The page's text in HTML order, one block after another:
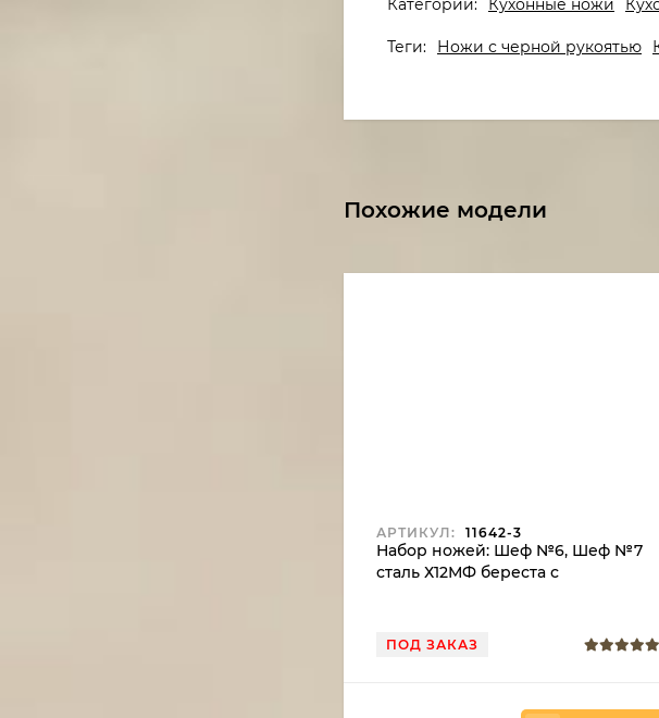
Категории: Кухонные ножи
Теги: Ножи с черной рукоятью
Похожие модели
АРТИКУЛ: 11642-3
Набор ножей: Шеф №6, Шеф №7
сталь Х12МФ береста с
ПОД ЗАКАЗ